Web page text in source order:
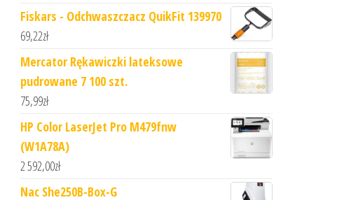
Fiskars - Odchwaszczacz QuikFit 139970
69,22zł
Mercator Rękawiczki lateksowe
pudrowane 7 100 szt.
75,99zł
HP Color LaserJet Pro M479fnw
(W1A78A)
2 592,00zł
Nac She250B-Box-G